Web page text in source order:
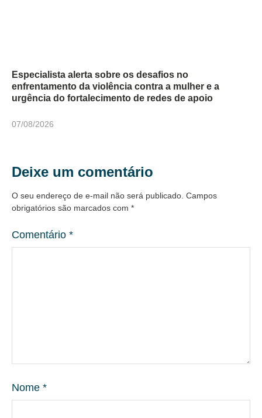
Especialista alerta sobre os desafios no
enfrentamento da violência contra a mulher e a
urgência do fortalecimento de redes de apoio
07/08/2026
Deixe um comentário
O seu endereço de e-mail não será publicado. Campos
obrigatórios são marcados com *
Comentário *
Nome *